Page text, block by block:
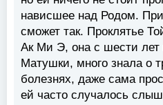
нависшее над Родом.
сможет так. Проклятье
Ак Ми Э, она с шести лет
Матушки, много знала о
болезнях, даже сама
ей часто случалось